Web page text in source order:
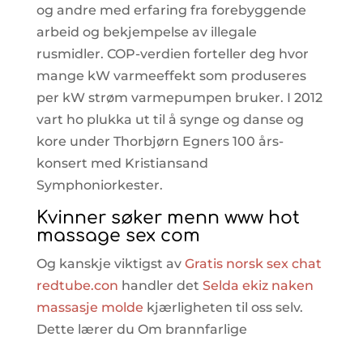
og andre med erfaring fra forebyggende
arbeid og bekjempelse av illegale
rusmidler. COP-verdien forteller deg hvor
mange kW varmeeffekt som produseres
per kW strøm varmepumpen bruker. I 2012
vart ho plukka ut til å synge og danse og
kore under Thorbjørn Egners 100 års-
konsert med Kristiansand
Symphoniorkester.
Kvinner søker menn www hot
massage sex com
Og kanskje viktigst av Gratis norsk sex chat
redtube.con handler det Selda ekiz naken
massasje molde kjærligheten til oss selv.
Dette lærer du Om brannfarlige